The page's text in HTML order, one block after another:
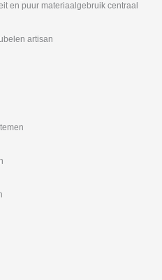
en puur materiaalgebruik centraal